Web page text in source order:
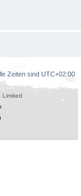
Zeiten sind UTC+02:00
Limited